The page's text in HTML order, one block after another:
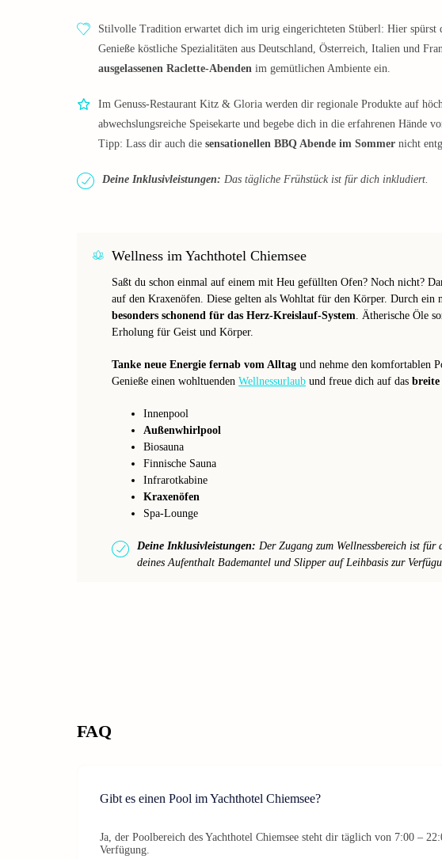
Stilvolle Tradition erwartet dich im urig eingerichteten Stüberl: Hier spürst
Genieße köstliche Spezialitäten aus Deutschland, Österreich, Italien und
ausgelassenen Raclette-Abenden im gemütlichen Ambiente ein.
Im Genuss-Restaurant Kitz & Gloria werden dir regionale Produkte auf
abwechslungsreiche Speisekarte und begebe dich in die erfahrenen Hände
Tipp: Lass dir auch die sensationellen BBQ Abende im Sommer nicht
Deine Inklusivleistungen: Das tägliche Frühstück ist für dich inkludiert.
Wellness im Yachthotel Chiemsee
Saßt du schon einmal auf einem mit Heu gefüllten Ofen? Noch nicht?
auf den Kraxenöfen. Diese gelten als Wohltat für den Körper. Durch ein
besonders schonend für das Herz-Kreislauf-System . Ätherische Öle
Erholung für Geist und Körper.
Tanke neue Energie fernab vom Alltag und nehme den komfortablen
Genieße einen wohltuenden Wellnessurlaub und freue dich auf das breite
Innenpool
Außenwhirlpool
Biosauna
Finnische Sauna
Infrarotkabine
Kraxenöfen
Spa-Lounge
Deine Inklusivleistungen: Der Zugang zum Wellnessbereich ist für
deines Aufenthalt Bademantel und Slipper auf Leihbasis zur
FAQ
Gibt es einen Pool im Yachthotel Chiemsee?
Ja, der Poolbereich des Yachthotel Chiemsee steht dir täglich von 7:00 –
Verfügung.